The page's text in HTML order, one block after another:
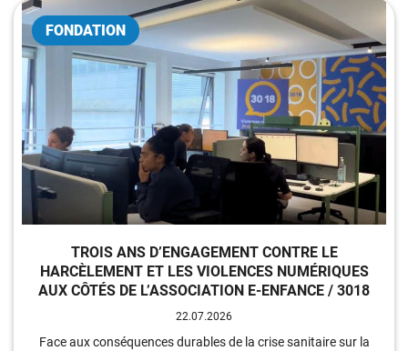
FONDATION
TROIS ANS D’ENGAGEMENT CONTRE LE
HARCÈLEMENT ET LES VIOLENCES NUMÉRIQUES
AUX CÔTÉS DE L’ASSOCIATION E-ENFANCE / 3018
22.07.2026
Face aux conséquences durables de la crise sanitaire sur la